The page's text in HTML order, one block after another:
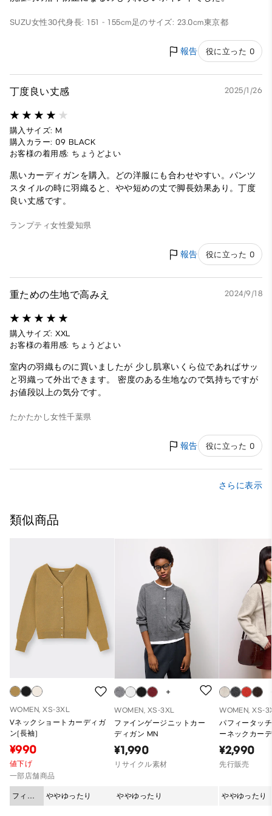
SUZU女性30代身長: 151 - 155cm足のサイズ: 23.0cm東京都
報告 役に立った 0
丁度良い丈感 2025/1/26
購入サイズ: M
購入カラー: 09 BLACK
お客様の着用感: ちょうどよい
黒いカーディガンを購入。どの洋服にも合わせやすい。パンツ
スタイルの時に羽織ると、やや短めの丈で脚長効果あり。丁度
良い丈感です。
ランプティ女性愛知県
報告 役に立った 0
重ための生地で高みえ 2024/9/18
購入サイズ: XXL
お客様の着用感: ちょうどよい
室内の羽織ものに買いましたが 少し肌寒いくら位であればサッ
と羽織って外出できます。 密度のある生地なので気持ちですが
お値段以上の気分です。
たかたかし女性千葉県
報告 役に立った 0
さらに表示
類似商品
WOMEN, XS-3XL
Vネックショートカーディガ
ン(長袖)
¥990
値下げ
一部店舗商品
フィッ
ト
ややゆったり
WOMEN, XS-3XL
ファインゲージニットカー
ディガン MN
¥1,990
リサイクル素材
ややゆったり
WOMEN, XS-
パフィータッ
ーネックカー
¥2,990
先行販売
ややゆったり